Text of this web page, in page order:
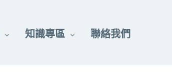
知識專區 聯絡我們